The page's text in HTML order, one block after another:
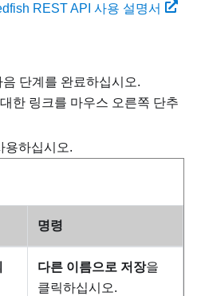
REST API 사용 설명서
단계를 완료하십시오.
한 링크를 마우스 오른쪽 단추
용하십시오.
명령
다른 이름으로 저장을
클릭하십시오.